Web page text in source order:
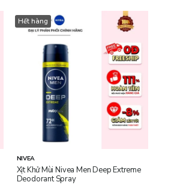
Hết hàng
NIVEA
Xịt Khử Mùi Nivea Men Deep Extreme
Deodorant Spray